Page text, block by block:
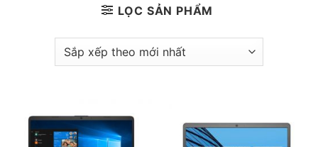
LỌC SẢN PHẨM